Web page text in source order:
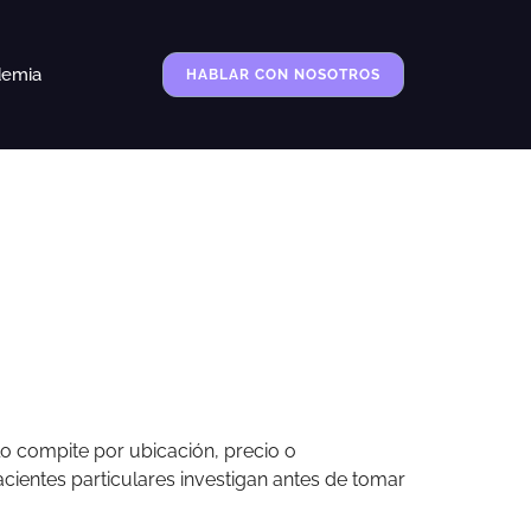
HABLAR CON NOSOTROS
compite por ubicación, precio o
particulares investigan antes de tomar